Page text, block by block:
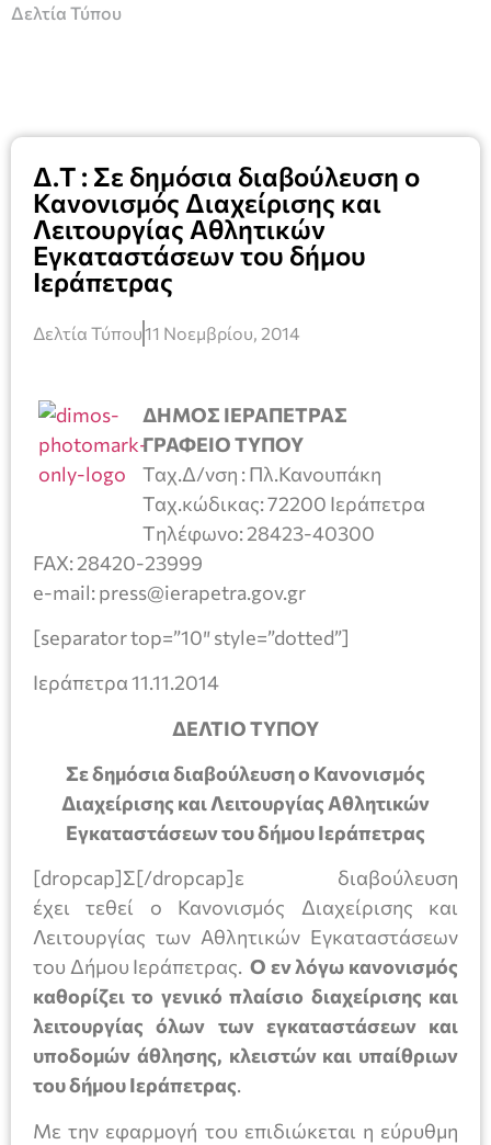
Δελτία Τύπου
Δ.Τ : Σε δημόσια διαβούλευση ο
Κανονισμός Διαχείρισης και
Λειτουργίας Αθλητικών
Εγκαταστάσεων του δήμου
Ιεράπετρας
Δελτία Τύπου11 Νοεμβρίου, 2014
ΔΗΜΟΣ ΙΕΡΑΠΕΤΡΑΣ
ΓΡΑΦΕΙΟ ΤΥΠΟΥ
Ταχ.Δ/νση : Πλ.Κανουπάκη
Ταχ.κώδικας: 72200 Ιεράπετρα
Tηλέφωνο: 28423-40300
FAX: 28420-23999
e-mail: press@ierapetra.gov.gr
[separator top=”10″ style=”dotted”]
Ιεράπετρα 11.11.2014
ΔΕΛΤΙΟ ΤΥΠΟΥ
Σε δημόσια διαβούλευση ο Κανονισμός
Διαχείρισης και Λειτουργίας Αθλητικών
Εγκαταστάσεων του δήμου Ιεράπετρας
[dropcap]Σ[/dropcap]ε διαβούλευση
έχει τεθεί ο Κανονισμός Διαχείρισης και
Λειτουργίας των Αθλητικών Εγκαταστάσεων
του Δήμου Ιεράπετρας.Ο εν λόγω κανονισμός
καθορίζει το γενικό πλαίσιο διαχείρισης και
λειτουργίας όλων των εγκαταστάσεων και
υποδομών άθλησης, κλειστών και υπαίθριων
του δήμου Ιεράπετρας.
Με την εφαρμογή του επιδιώκεται η εύρυθμη